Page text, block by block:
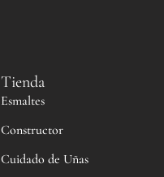
Tienda
Esmaltes
Constructor
Cuidado de Uñas